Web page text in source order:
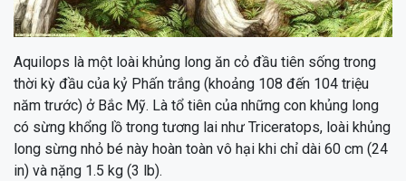
Aquilops là một loài khủng long ăn cỏ đầu tiên sống trong
thời kỳ đầu của kỷ Phấn trắng (khoảng 108 đến 104 triệu
năm trước) ở Bắc Mỹ. Là tổ tiên của những con khủng long
có sừng khổng lồ trong tương lai như Triceratops, loài khủng
long sừng nhỏ bé này hoàn toàn vô hại khi chỉ dài 60 cm (24
in) và nặng 1.5 kg (3 lb).